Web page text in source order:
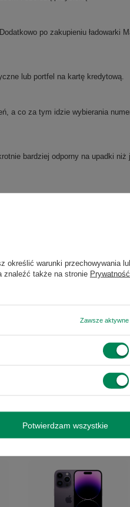
po zakupieniu ładowarki
lub portfel na kartę kredytową.
a co za tym idzie wybierania
bardziej odporny na upadki
5G przyda się również w
w ten sposób zużycie
pudełka zasilacz i słuchawki,
w sekcji
określić warunki przechowywania
znaleźć także na stronie
Zawsze aktywne
Potwierdzam wszystkie